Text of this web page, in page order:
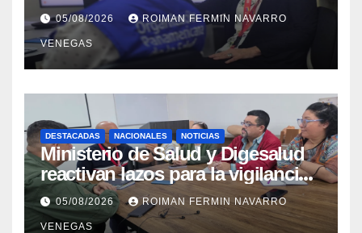
propuesta técnica integral en
materia de agua saneamiento e
higiene ante contingencia
sísmica
05/08/2026 ROIMAN FERMIN NAVARRO
VENEGAS
DESTACADAS NACIONALES NOTICIAS
Ministerio de Salud y Digesalud
reactivan lazos para la vigilancia
epidemiológica y el control de
enfermedades
05/08/2026 ROIMAN FERMIN NAVARRO
VENEGAS